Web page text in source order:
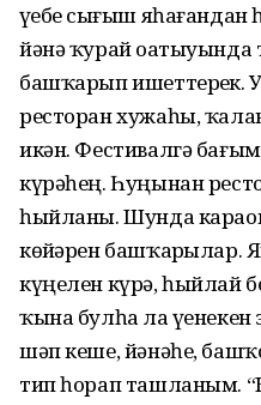
үҙебеҙ сығыш
йәнә ҡурай оҙатыуында
башҡарып ишеттерҙек.
ресторан хужаһы,
икән. Фестивалгә
күрәһең. Һуңынан
һыйланы. Шунда
көйҙәрен
күңелен күрә, һыйлай
ҡына булһа ла
шәп кеше, йәнәһе,
тип һорап ташланым.